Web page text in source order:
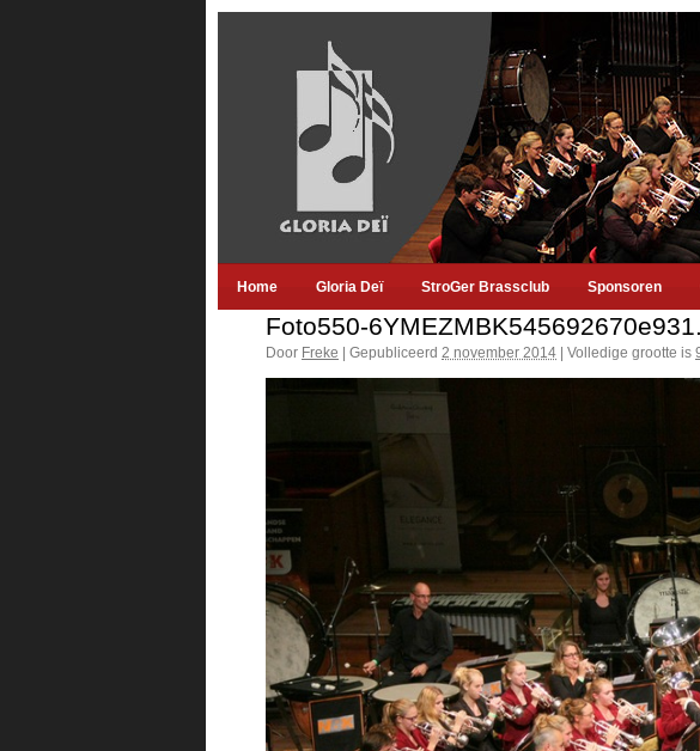
Home Gloria Deï StroGer Brassclub Sponsoren
Foto550-
Door Freke Gepubliceerd 2 november 2014 Volledige grootte is